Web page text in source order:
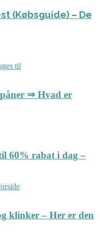
(Købsguide) – De
⇒ Hvad er
60% rabat i dag –
klinker – Her er den